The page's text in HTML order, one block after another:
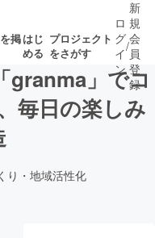
掲はじ
める
プロジェクト
をさがす
終了が近いプ
ロ
グ
イ
ン
/
新
規
会
員
登
録
granma」でコ
毎日の楽しみ
り・地域活性化